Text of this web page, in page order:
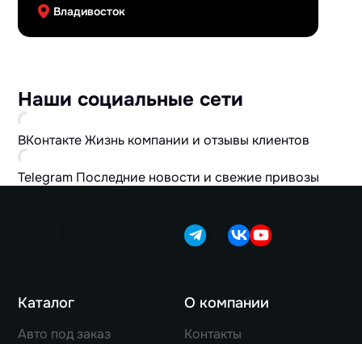
Владивосток
Наши социальные сети
ВКонтактеЖизнь компании и отзывы клиентов
Telegram Последние новости и свежие привозы
Каталог
Авто под заказ
О компании
Контакты